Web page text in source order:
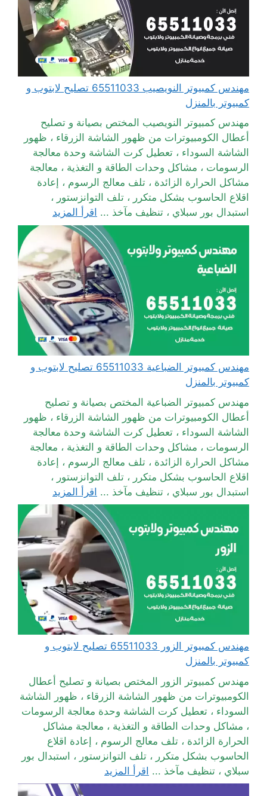
مهندس كمبيوتر النويصيب 65511033 تصليح لابتوب و
كمبيوتر بالمنزل
مهندس كمبيوتر النويصيب المختص بصيانة و تصليح
أعطال الكومبيوترات من ظهور الشاشة الزرقاء ، ظهور
الشاشة السوداء ، تعطيل كرت الشاشة وحدة معالجة
الرسومات ، مشاكل وحدات الطاقة و التغذية ، معالجة
مشاكل الحرارة الزائدة ، تلف معالج الرسوم ، إعادة
اقلاع الحاسوب بشكل متكرر ، تلف التوانزستور ،
استبدال بور سبلاي ، تنظيف مآخذ ... اقرأ المزيد
مهندس كمبيوتر الضباعية 65511033 تصليح لابتوب و
كمبيوتر بالمنزل
مهندس كمبيوتر الضباعية المختص بصيانة و تصليح
أعطال الكومبيوترات من ظهور الشاشة الزرقاء ، ظهور
الشاشة السوداء ، تعطيل كرت الشاشة وحدة معالجة
الرسومات ، مشاكل وحدات الطاقة و التغذية ، معالجة
مشاكل الحرارة الزائدة ، تلف معالج الرسوم ، إعادة
اقلاع الحاسوب بشكل متكرر ، تلف التوانزستور ،
استبدال بور سبلاي ، تنظيف مآخذ ... اقرأ المزيد
مهندس كمبيوتر الزور 65511033 تصليح لابتوب و
كمبيوتر بالمنزل
مهندس كمبيوتر الزور المختص بصيانة و تصليح أعطال
الكومبيوترات من ظهور الشاشة الزرقاء ، ظهور الشاشة
السوداء ، تعطيل كرت الشاشة وحدة معالجة الرسومات
، مشاكل وحدات الطاقة و التغذية ، معالجة مشاكل
الحرارة الزائدة ، تلف معالج الرسوم ، إعادة اقلاع
الحاسوب بشكل متكرر ، تلف التوانزستور ، استبدال بور
سبلاي ، تنظيف مآخذ ... اقرأ المزيد